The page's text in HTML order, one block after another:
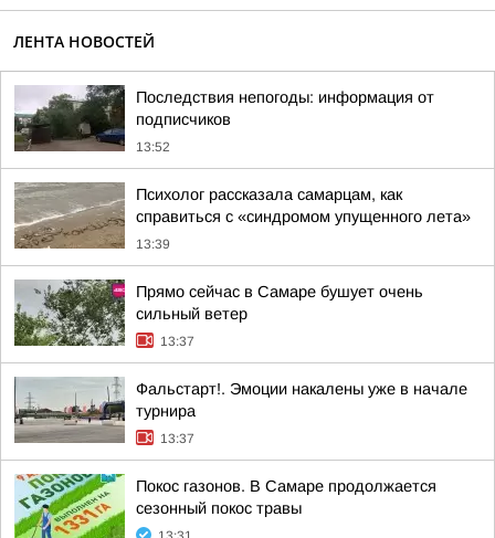
ЛЕНТА НОВОСТЕЙ
Последствия непогоды: информация от
подписчиков
13:52
Психолог рассказала самарцам, как
справиться с «синдромом упущенного лета»
13:39
Прямо сейчас в Самаре бушует очень
сильный ветер
13:37
Фальстарт!. Эмоции накалены уже в начале
турнира
13:37
Покос газонов. В Самаре продолжается
сезонный покос травы